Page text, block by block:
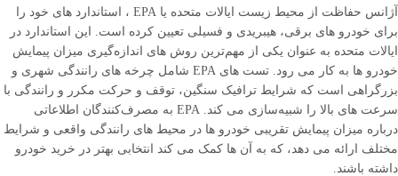
آژانس حفاظت از محیط زیست ایالات متحده یا EPA ، استاندارد های خود را
برای خودرو های برقی، هیبریدی و فسیلی تعیین کرده است. این استاندارد در
ایالات متحده به عنوان یکی از مهم‌ترین روش ‌های اندازه‌گیری میزان پیمایش
خودرو ها به ‌کار می ‌رود. تست ‌های EPA شامل چرخه ‌های رانندگی شهری و
بزرگراهی است که شرایط ترافیک سنگین، توقف و حرکت مکرر و رانندگی با
سرعت ‌های بالا را شبیه‌سازی می ‌کند. EPA به مصرف‌کنندگان اطلاعاتی
درباره میزان پیمایش تقریبی خودرو ها در محیط ‌های رانندگی واقعی و شرایط
مختلف ارائه می ‌دهد، که به آن ها کمک می ‌کند انتخابی بهتر در خرید خودرو
داشته باشند.